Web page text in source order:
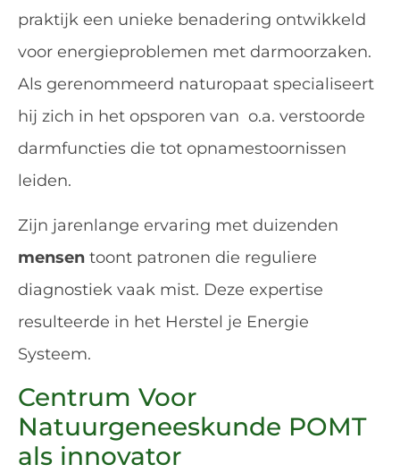
praktijk een unieke benadering ontwikkeld
voor energieproblemen met darmoorzaken.
Als gerenommeerd naturopaat specialiseert
hij zich in het opsporen van o.a. verstoorde
darmfuncties die tot opnamestoornissen
leiden.
Zijn jarenlange ervaring met duizenden
mensen toont patronen die reguliere
diagnostiek vaak mist. Deze expertise
resulteerde in het Herstel je Energie
Systeem.
Centrum Voor
Natuurgeneeskunde POMT
als innovator